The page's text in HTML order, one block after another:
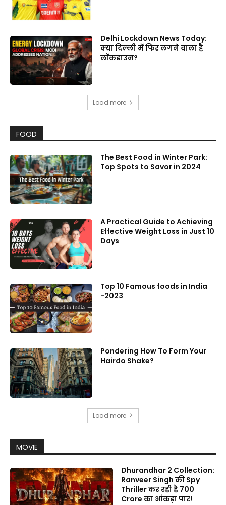
Delhi Lockdown News Today:
क्या दिल्ली में फिर लगने वाला है
लॉकडाउन?
Load more
FOOD
The Best Food in Winter Park:
Top Spots to Savor in 2024
A Practical Guide to Achieving
Effective Weight Loss in Just 10
Days
Top 10 Famous foods in India
-2023
Pondering How To Form Your
Hairdo Shake?
Load more
MOVIE
Dhurandhar 2 Collection:
Ranveer Singh की Spy
Thriller कर रही है 700
Crore का आंकड़ा पार!